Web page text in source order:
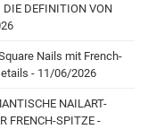
DEFINITION VON
Nails mit French-
- 11/06/2026
NAILART-
FRENCH-SPITZE -